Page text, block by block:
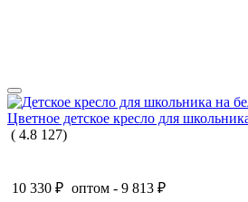
Цветное детское кресло для
( 4.8 127)
10 330 ₽ оптом - 9 813 ₽